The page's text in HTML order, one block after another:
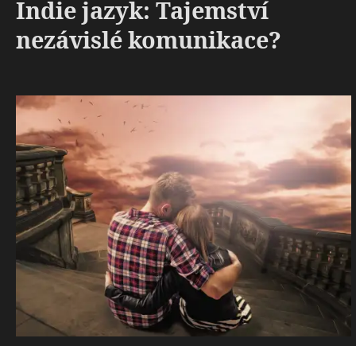
Indie jazyk: Tajemství
nezávislé komunikace?